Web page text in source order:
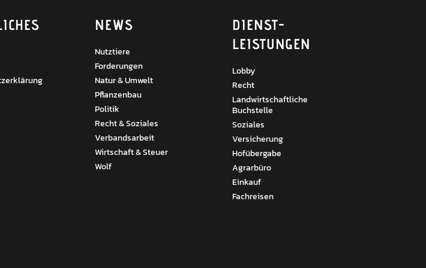
NEWS
Nutztiere
Forderungen
Natur & Umwelt
Pflanzenbau
Politik
Recht & Soziales
Verbandsarbeit
Wirtschaft & Steuer
Wolf
DIENST­
LEISTUNGEN
Lobby
Recht
Landwirtschaftliche
Buchstelle
Soziales
Versicherung
Hofübergabe
Agrarbüro
Einkauf
Fachreisen